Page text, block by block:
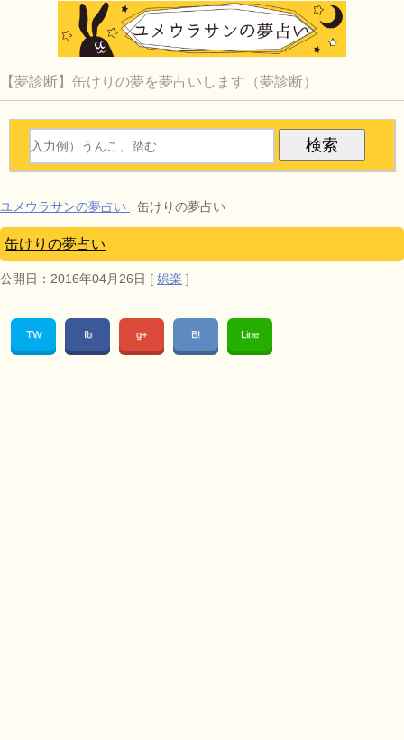
【夢診断】缶けりの夢を夢占いします（夢診断）
ユメウラサンの夢占い 缶けりの夢占い
缶けりの夢占い
公開日： 2016年04月26日 [ 娯楽 ]
TW fb g+ B! Line